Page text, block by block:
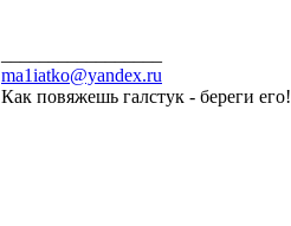
ma1iatko@yandex.ru
Как повяжешь галстук - береги